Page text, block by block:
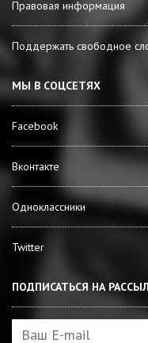
Правовая информация
Поддержать свободное
МЫ В СОЦСЕТЯХ
Facebook
Вконтакте
Одноклассники
Twitter
ПОДПИСАТЬСЯ НА